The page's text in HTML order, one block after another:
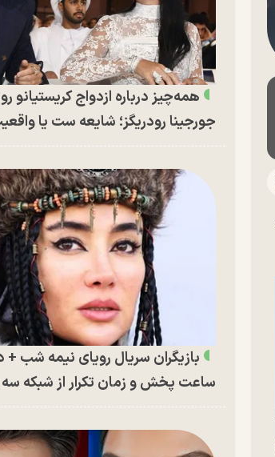
همه‌چیز درباره ازدواج کریستیانو
جورجینا رودریگز؛ شایعه ست یا
بازیگران سریال رویای نیمه شب +
ساعت پخش و زمان تکرار از شبکه سه